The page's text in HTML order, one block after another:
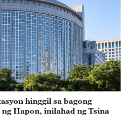
hinggil sa bagong
Hapon, inilahad ng Tsina